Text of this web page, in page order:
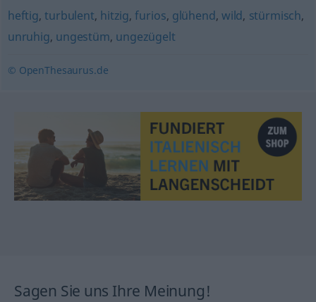
heftig,turbulent, hitzig,furios, glühend, wild, stürmisch,
unruhig, ungestüm, ungezügelt
© OpenThesaurus.de
Sagen Sie uns Ihre Meinung!